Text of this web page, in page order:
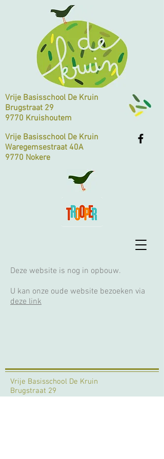
Vrije Basisschool De Kruin
Brugstraat 29
9770 Kruishoutem
Vrije Basisschool De Kruin
Waregemsestraat 40A
9770 Nokere
Deze website is nog in opbouw.
U kan onze oude website bezoeken via
deze link
Vrije Basisschool De Kruin
Brugstraat 29